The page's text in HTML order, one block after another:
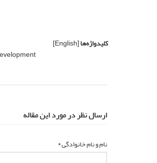
کلیدواژه‌ها[English]
ارسال نظر در مورد این مقاله
نام و نام خانوادگی *